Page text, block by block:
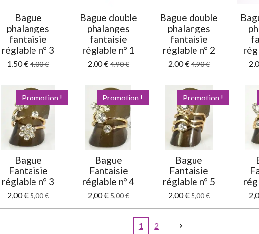
Bague
phalanges
fantaisie
réglable n° 3
1,50 €4,00 €
Bague double
phalanges
fantaisie
réglable n° 1
2,00 € 4,90 €
Bague double
phalanges
fantaisie
réglable n° 2
2,00 €4,90 €
Promotion !
Bague
Fantaisie
réglable n° 3
2,00 €5,00 €
Promotion !
Bague
Fantaisie
réglable n° 4
2,00 € 5,00 €
Promotion !
Bague
Fantaisie
réglable n° 5
2,00 €5,00 €
1 2